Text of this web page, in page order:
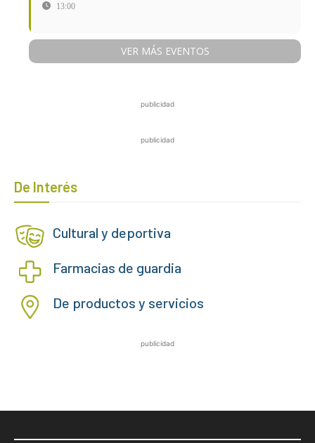
13:00
VER MÁS EVENTOS
publicidad
publicidad
De Interés
Cultural y deportiva
Farmacias de guardia
De productos y servicios
publicidad